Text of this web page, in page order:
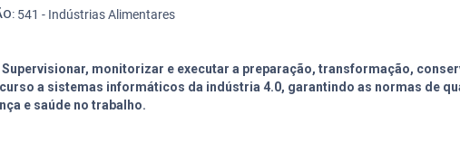
541 - Indústrias Alimentares
Supervisionar, monitorizar e executar a preparação, transformação,
a sistemas informáticos da indústria 4.0, garantindo as normas de
e saúde no trabalho.